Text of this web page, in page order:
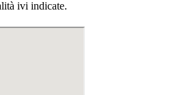
ivi indicate.